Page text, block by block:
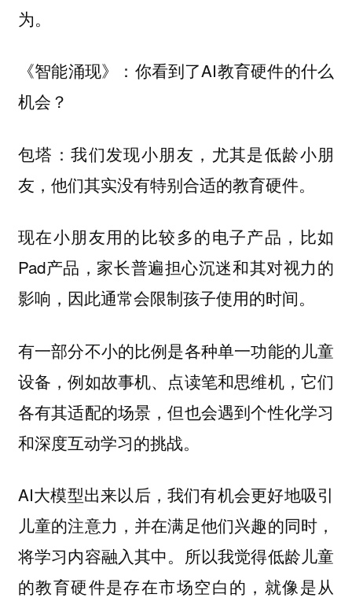
为。
《智能涌现》： 你看到了AI教育硬件的什么
机会？
包塔：我们发现小朋友，尤其是低龄小朋
友，他们其实没有特别合适的教育硬件。
现在小朋友用的比较多的电子产品，比如
Pad产品，家长普遍担心沉迷和其对视力的
影响，因此通常会限制孩子使用的时间。
有一部分不小的比例是各种单一功能的儿童
设备，例如故事机、点读笔和思维机，它们
各有其适配的场景，但也会遇到个性化学习
和深度互动学习的挑战。
AI大模型出来以后，我们有机会更好地吸引
儿童的注意力，并在满足他们兴趣的同时，
将学习内容融入其中。所以我觉得低龄儿童
的教育硬件是存在市场空白的，就像是从